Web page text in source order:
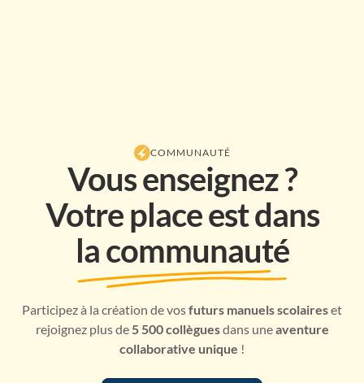
COMMUNAUTÉ
Vous enseignez ?
Votre place est dans
la communauté
Participez à la création de vosfuturs manuels scolaireset
rejoignez plus de 5 500 collèguesdans uneaventure
collaborative unique !